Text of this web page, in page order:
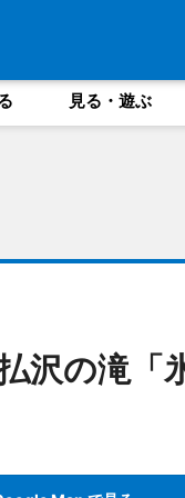
見る・遊ぶ
沢の滝「